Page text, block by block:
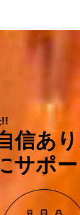
信あ
サポ